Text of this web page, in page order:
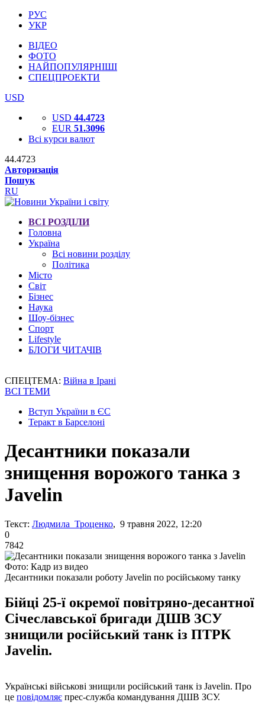
РУС
УКР
ВІДЕО
ФОТО
НАЙПОПУЛЯРНІШІ
СПЕЦПРОЕКТИ
USD
USD 44.4723
EUR 51.3096
Всі курси валют
44.4723
Авторизація
Пошук
RU
ВСІ РОЗДІЛИ
Головна
Україна
Всі новини розділу
Політика
Місто
Світ
Бізнес
Наука
Шоу-бізнес
Спорт
Lifestyle
БЛОГИ ЧИТАЧІВ
СПЕЦТЕМА: Війна в Ірані
ВСІ ТЕМИ
Вступ України в ЄС
Теракт в Барселоні
Десантники показали
знищення ворожого танка з
Javelin
Текст: Людмила Троценко, 9 травня 2022, 12:20
0
7842
Фото: Кадр из видео
Десантники показали роботу Javelin по російському танку
Бійці 25-ї окремої повітряно-десантної
Січеславської бригади ДШВ ЗСУ
знищили російський танк із ПТРК
Javelin.
Українські військові знищили російський танк із Javelin. Про
це повідомляє прес-служба командування ДШВ ЗСУ.